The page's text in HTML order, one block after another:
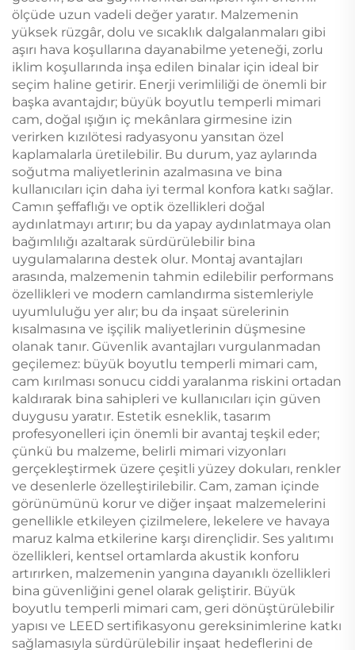
ölçüde uzun vadeli değer yaratır. Malzemenin
yüksek rüzgâr, dolu ve sıcaklık dalgalanmaları gibi
aşırı hava koşullarına dayanabilme yeteneği, zorlu
iklim koşullarında inşa edilen binalar için ideal bir
seçim haline getirir. Enerji verimliliği de önemli bir
başka avantajdır; büyük boyutlu temperli mimari
cam, doğal ışığın iç mekânlara girmesine izin
verirken kızılötesi radyasyonu yansıtan özel
kaplamalarla üretilebilir. Bu durum, yaz aylarında
soğutma maliyetlerinin azalmasına ve bina
kullanıcıları için daha iyi termal konfora katkı sağlar.
Camın şeffaflığı ve optik özellikleri doğal
aydınlatmayı artırır; bu da yapay aydınlatmaya olan
bağımlılığı azaltarak sürdürülebilir bina
uygulamalarına destek olur. Montaj avantajları
arasında, malzemenin tahmin edilebilir performans
özellikleri ve modern camlandırma sistemleriyle
uyumluluğu yer alır; bu da inşaat sürelerinin
kısalmasına ve işçilik maliyetlerinin düşmesine
olanak tanır. Güvenlik avantajları vurgulanmadan
geçilemez: büyük boyutlu temperli mimari cam,
cam kırılması sonucu ciddi yaralanma riskini ortadan
kaldırarak bina sahipleri ve kullanıcıları için güven
duygusu yaratır. Estetik esneklik, tasarım
profesyonelleri için önemli bir avantaj teşkil eder;
çünkü bu malzeme, belirli mimari vizyonları
gerçekleştirmek üzere çeşitli yüzey dokuları, renkler
ve desenlerle özelleştirilebilir. Cam, zaman içinde
görünümünü korur ve diğer inşaat malzemelerini
genellikle etkileyen çizilmelere, lekelere ve havaya
maruz kalma etkilerine karşı dirençlidir. Ses yalıtımı
özellikleri, kentsel ortamlarda akustik konforu
artırırken, malzemenin yangına dayanıklı özellikleri
bina güvenliğini genel olarak geliştirir. Büyük
boyutlu temperli mimari cam, geri dönüştürülebilir
yapısı ve LEED sertifikasyonu gereksinimlerine katkı
sağlamasıyla sürdürülebilir inşaat hedeflerini de